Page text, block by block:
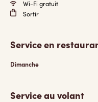
Wi-Fi gratuit
Sortir
Service en
Dimanche
Service au volant